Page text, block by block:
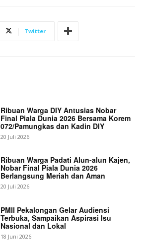
Twitter
Ribuan Warga DIY Antusias Nobar
Final Piala Dunia 2026 Bersama Korem
072/Pamungkas dan Kadin DIY
20 Juli 2026
Ribuan Warga Padati Alun-alun Kajen,
Nobar Final Piala Dunia 2026
Berlangsung Meriah dan Aman
20 Juli 2026
PMII Pekalongan Gelar Audiensi
Terbuka, Sampaikan Aspirasi Isu
Nasional dan Lokal
18 Juni 2026